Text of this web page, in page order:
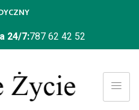
24/7:787 62 42 52